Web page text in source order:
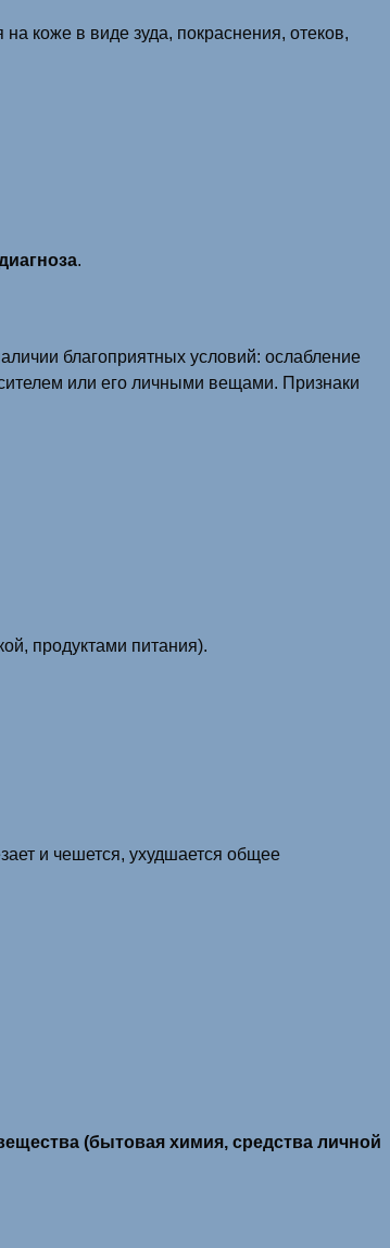
коже в виде зуда, покраснения, отеков,
.
благоприятных условий: ослабление
или его личными вещами. Признаки
продуктами питания).
и чешется, ухудшается общее
(бытовая химия, средства личной